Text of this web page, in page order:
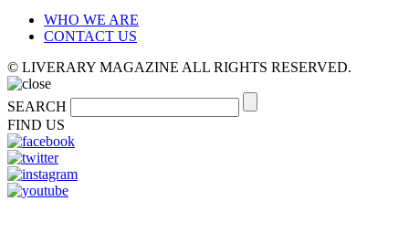
WHO WE ARE
CONTACT US
© LIVERARY MAGAZINE ALL RIGHTS RESERVED.
SEARCH
FIND US